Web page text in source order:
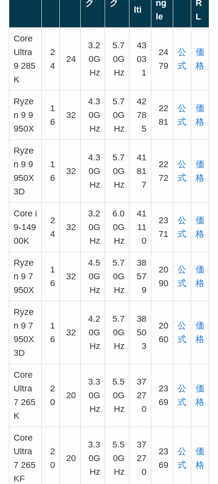
ク ク
lti
ng
le
R
L
Core
Ultra
9 285
K
2
4
24
3.2
0G
Hz
5.7
0G
Hz
43
03
1
24
79
公
式
価
格
Ryze
n 9 9
950X
1
6
32
4.3
0G
Hz
5.7
0G
Hz
42
78
5
22
81
公
式
価
格
Ryze
n 9 9
950X
3D
1
6
32
4.3
0G
Hz
5.7
0G
Hz
41
81
7
22
72
公
式
価
格
Core i
9-149
00K
2
4
32
3.2
0G
Hz
6.0
0G
Hz
41
11
0
23
71
公
式
価
格
Ryze
n 9 7
950X
1
6
32
4.5
0G
Hz
5.7
0G
Hz
38
57
9
20
90
公
式
価
格
Ryze
n 9 7
950X
3D
1
6
32
4.2
0G
Hz
5.7
0G
Hz
38
50
3
20
60
公
式
価
格
Core
Ultra
7 265
K
2
0
20
3.3
0G
Hz
5.5
0G
Hz
37
27
0
23
69
公
式
価
格
Core
Ultra
7 265
KF
2
0
20
3.3
0G
Hz
5.5
0G
Hz
37
27
0
23
69
公
式
価
格